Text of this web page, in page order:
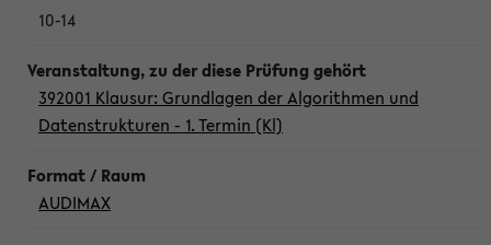
10-14
392001 Klausur: Grundlagen der Algorithmen und
Datenstrukturen - 1. Termin (Kl)
AUDIMAX